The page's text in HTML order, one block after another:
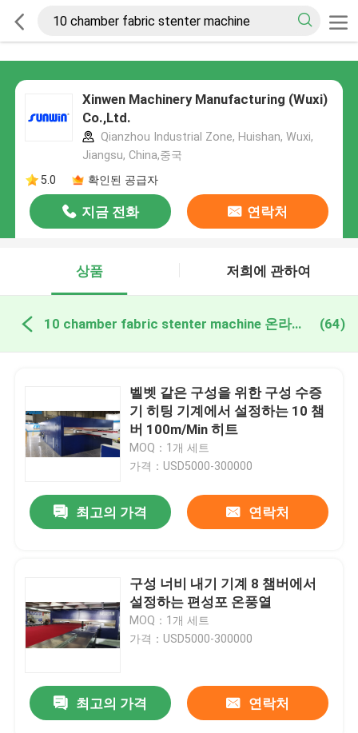
Xinwen Machinery Manufacturing (Wuxi)
Co.,Ltd.
Qianzhou Industrial Zone, Huishan, Wuxi,
Jiangsu, China,중국
5.0
확인된 공급자
지금 전화 연락처
상품 저희에 관하여
10 chamber fabric stenter machine 온라인 제조 (64)
벨벳 같은 구성을 위한 구성 수증
기 히팅 기계에서 설정하는 10 챔
버 100m/Min 히트
MOQ：1개 세트
가격：USD5000-300000
최고의 가격 연락처
구성 너비 내기 기계 8 챔버에서
설정하는 편성포 온풍열
MOQ：1개 세트
가격：USD5000-300000
최고의 가격 연락처